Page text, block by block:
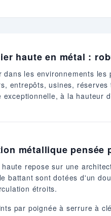
haute en métal :
dans les environnements
entrepôts, usines,
à la hauteur
métallique pensée
repose sur une
battant sont dotées d'un
étroits.
par poignée à serrure à